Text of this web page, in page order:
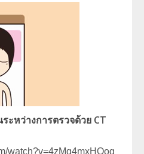
ะหว่างการตรวจด้วย CT
watch?v=4zMq4mxHOog